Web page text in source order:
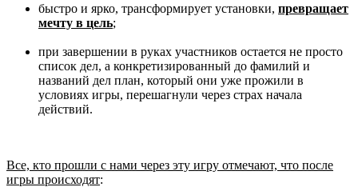
быстро и ярко, трансформирует установки, превращает
мечту в цель;
при завершении в руках участников остается не просто
список дел, а конкретизированный до фамилий и
названий дел план, который они уже прожили в
условиях игры, перешагнули через страх начала
действий.
Все, кто прошли с нами через эту игру отмечают, что после
игры происходят: